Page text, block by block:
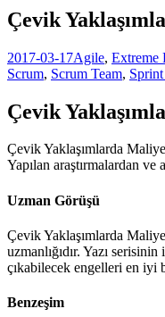
Çevik
2017-03-17Agile, Extreme
Scrum, Scrum Team,
Çevik
Çevik Yaklaşımlarda
Yapılan araştırmalardan ve
Uzman Görüşü
Çevik Yaklaşımlarda
uzmanlığıdır. Yazı
çıkabilecek engelleri en iyi
Benzeşim